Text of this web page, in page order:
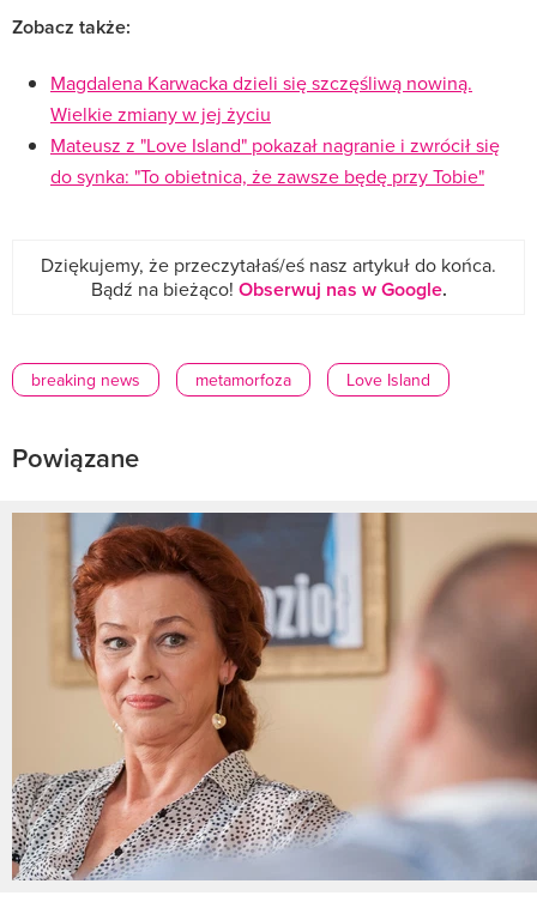
Zobacz także:
Magdalena Karwacka dzieli się szczęśliwą nowiną.
Wielkie zmiany w jej życiu
Mateusz z "Love Island" pokazał nagranie i zwrócił się
do synka: "To obietnica, że zawsze będę przy Tobie"
Dziękujemy, że przeczytałaś/eś nasz artykuł do końca.
Bądź na bieżąco! Obserwuj nas w Google.
breaking news metamorfoza Love Island
Powiązane